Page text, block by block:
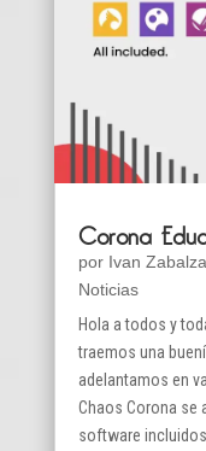
Corona
por Ivan Zabalza
Noticias
Hola a todos y
traemos una
adelantamos en
Chaos Corona se
software